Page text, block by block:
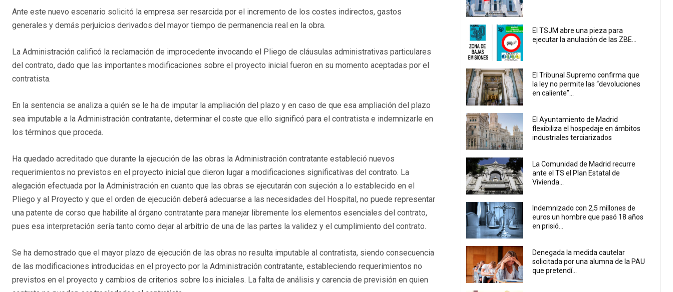
Ante este nuevo escenario solicitó la empresa ser resarcida por el incremento de los costes indirectos, gastos
generales y demás perjuicios derivados del mayor tiempo de permanencia real en la obra.
La Administración calificó la reclamación de improcedente invocando el Pliego de cláusulas administrativas particulares
del contrato, dado que las importantes modificaciones sobre el proyecto inicial fueron en su momento aceptadas por el
contratista.
En la sentencia se analiza a quién se le ha de imputar la ampliación del plazo y en caso de que esa ampliación del plazo
sea imputable a la Administración contratante, determinar el coste que ello significó para el contratista e indemnizarle en
los términos que proceda.
Ha quedado acreditado que durante la ejecución de las obras la Administración contratante estableció nuevos
requerimientos no previstos en el proyecto inicial que dieron lugar a modificaciones significativas del contrato. La
alegación efectuada por la Administración en cuanto que las obras se ejecutarán con sujeción a lo establecido en el
Pliego y al Proyecto y que el orden de ejecución deberá adecuarse a las necesidades del Hospital, no puede representar
una patente de corso que habilite al órgano contratante para manejar libremente los elementos esenciales del contrato,
pues esa interpretación sería tanto como dejar al arbitrio de una de las partes la validez y el cumplimiento del contrato.
Se ha demostrado que el mayor plazo de ejecución de las obras no resulta imputable al contratista, siendo consecuencia
de las modificaciones introducidas en el proyecto por la Administración contratante, estableciendo requerimientos no
previstos en el proyecto y cambios de criterios sobre los iniciales. La falta de análisis y carencia de previsión en quien
El TSJM abre una pieza para
ejecutar la anulación de las ZBE...
El Tribunal Supremo confirma que
la ley no permite las “devoluciones
en caliente”...
El Ayuntamiento de Madrid
flexibiliza el hospedaje en ámbitos
industriales terciarizados
La Comunidad de Madrid recurre
ante el TS el Plan Estatal de
Vivienda...
Indemnizado con 2,5 millones de
euros un hombre que pasó 18 años
en prisió...
Denegada la medida cautelar
solicitada por una alumna de la PAU
que pretendí...